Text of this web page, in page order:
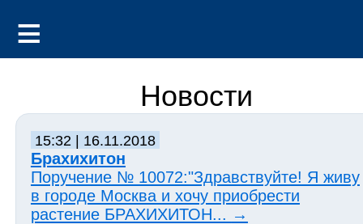
Новости
15:32 | 16.11.2018
Брахихитон
Поручение № 10072:"Здравствуйте! Я живу
в городе Москва и хочу приобрести
растение БРАХИХИТОН... →